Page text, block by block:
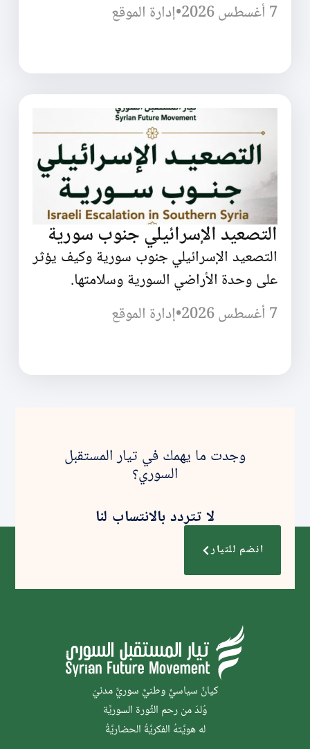
7 أغسطس 2026
•إدارة الموقع
التصعيد الإسرائيلي جنوب سورية
التصعيد الإسرائيلي جنوب سورية وكيف يؤثر
على وحدة الأراضي السورية وسلامتها.
7 أغسطس 2026
•إدارة الموقع
وجدت ما يهمك في تيار المستقبل
السوري؟
لا تتردد بالانتساب لنا
انضم للتيار
كيانٌ سياسيٌّ وطنيٌّ سوريٌّ مدنيّ
وُلدَ من رحم الثَّورة السوريَّة
له هويَّتهُ الفكريَّةُ الحضاريَّةُ